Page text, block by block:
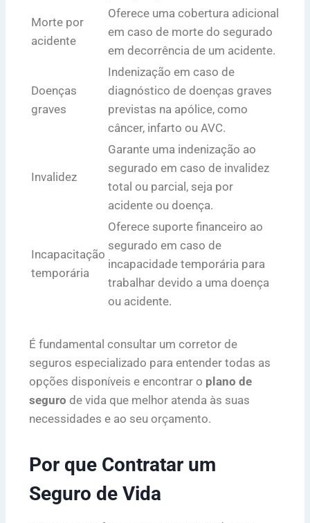
Morte por
acidente
Oferece uma cobertura adicional
em caso de morte do segurado
em decorrência de um acidente.
Doenças
graves
Indenização em caso de
diagnóstico de doenças graves
previstas na apólice, como
câncer, infarto ou AVC.
Invalidez
Garante uma indenização ao
segurado em caso de invalidez
total ou parcial, seja por
acidente ou doença.
Incapacitação
temporária
Oferece suporte financeiro ao
segurado em caso de
incapacidade temporária para
trabalhar devido a uma doença
ou acidente.
É fundamental consultar um corretor de
seguros especializado para entender todas as
opções disponíveis e encontrar o plano de
seguro de vida que melhor atenda às suas
necessidades e ao seu orçamento.
Por que Contratar um
Seguro de Vida